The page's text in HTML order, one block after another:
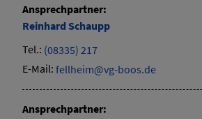
Ansprechpartner:
Reinhard Schaupp
Tel.: (08335) 217
E-Mail: fellheim@vg-boos.de
Ansprechpartner: